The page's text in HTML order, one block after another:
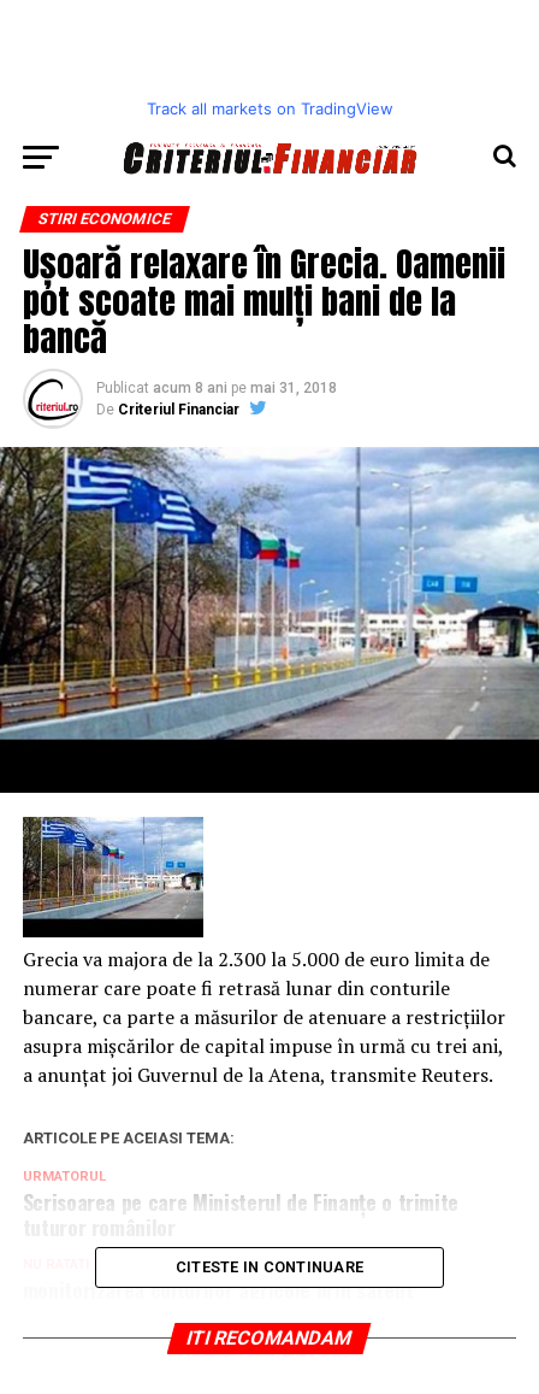
Track all markets on TradingView
STIRI ECONOMICE
Ușoară relaxare în Grecia. Oamenii
pot scoate mai mulți bani de la
bancă
Publicat acum 8 ani pe mai 31, 2018
De Criteriul Financiar
Grecia va majora de la 2.300 la 5.000 de euro limita de
numerar care poate fi retrasă lunar din conturile
bancare, ca parte a măsurilor de atenuare a restricţiilor
asupra mişcărilor de capital impuse în urmă cu trei ani,
a anunţat joi Guvernul de la Atena, transmite Reuters.
ARTICOLE PE ACEIASI TEMA:
URMATORUL
Scrisoarea pe care Ministerul de Finanţe o trimite
monitorizarea culturilor agricole prin satelit
CITESTE IN CONTINUARE
ITI RECOMANDAM